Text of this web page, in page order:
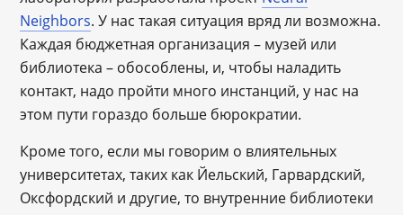
Neighbors. У нас такая ситуация вряд ли возможна.
Каждая бюджетная организация – музей или
библиотека – обособлены, и, чтобы наладить
контакт, надо пройти много инстанций, у нас на
этом пути гораздо больше бюрократии.
Кроме того, если мы говорим о влиятельных
университетах, таких как Йельский, Гарвардский,
Оксфордский и другие, то внутренние библиотеки